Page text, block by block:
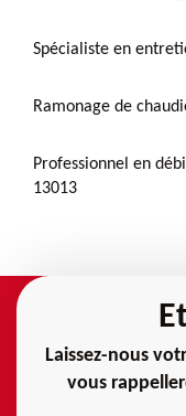
Spécialiste en
Ramonage de
Professionnel en
13013
Laissez-nous
vous